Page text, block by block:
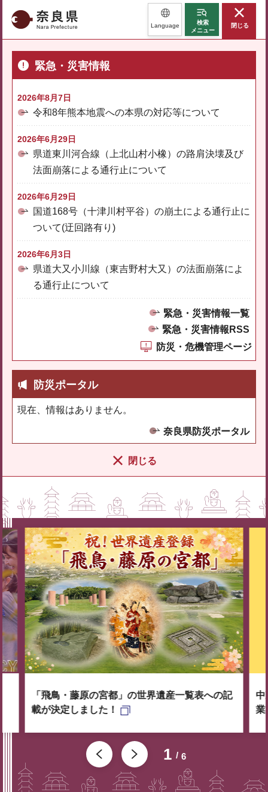
奈良県 Language
検索
メニュー
閉じる
緊急・災害情報
2026年8月7日
令和8年熊本地震への本県の対応等について
2026年6月29日
県道東川河合線（上北山村小橡）の路肩決壊及び
法面崩落による通行止について
2026年6月29日
国道168号（十津川村平谷）の崩土による通行止に
ついて(迂回路有り)
2026年6月3日
県道大又小川線（東吉野村大又）の法面崩落によ
る通行止について
緊急・災害情報一覧
緊急・災害情報RSS
防災・危機管理ページ
防災ポータル
現在、情報はありません。
奈良県防災ポータル
閉じる
1 6
「飛鳥・藤原の宮都」の世界遺産一覧表への記
載が決定しました！
中
業